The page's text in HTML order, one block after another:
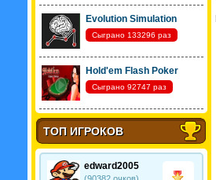
Evolution Simulation
Сыграно 133296 раз
Hold'em Flash Poker
Сыграно 92747 раз
ТОП ИГРОКОВ
edward2005